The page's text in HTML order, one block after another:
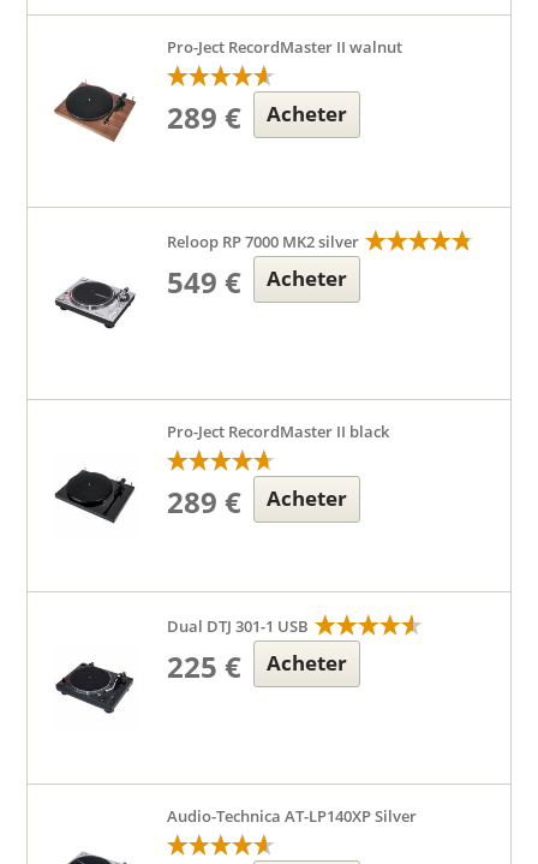
Pro-Ject RecordMaster II walnut
289 € Acheter
Reloop RP 7000 MK2 silver
549 € Acheter
Pro-Ject RecordMaster II black
289 € Acheter
Dual DTJ 301-1 USB
225 € Acheter
Audio-Technica AT-LP140XP Silver